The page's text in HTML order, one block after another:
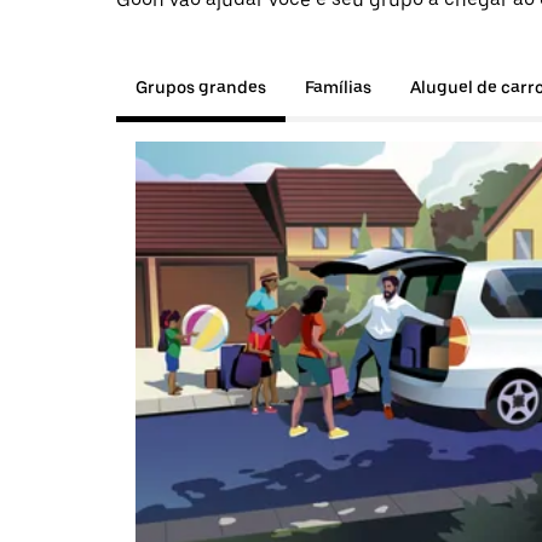
Grupos grandes Famílias Aluguel de